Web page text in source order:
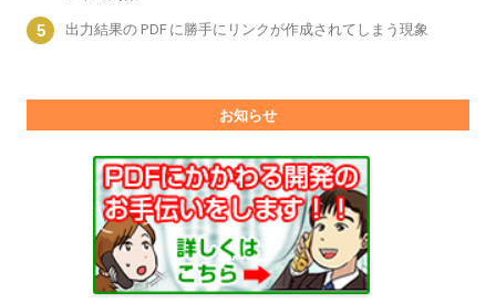
出力結果の PDF に勝手にリンクが作成されてしまう現象
お知らせ